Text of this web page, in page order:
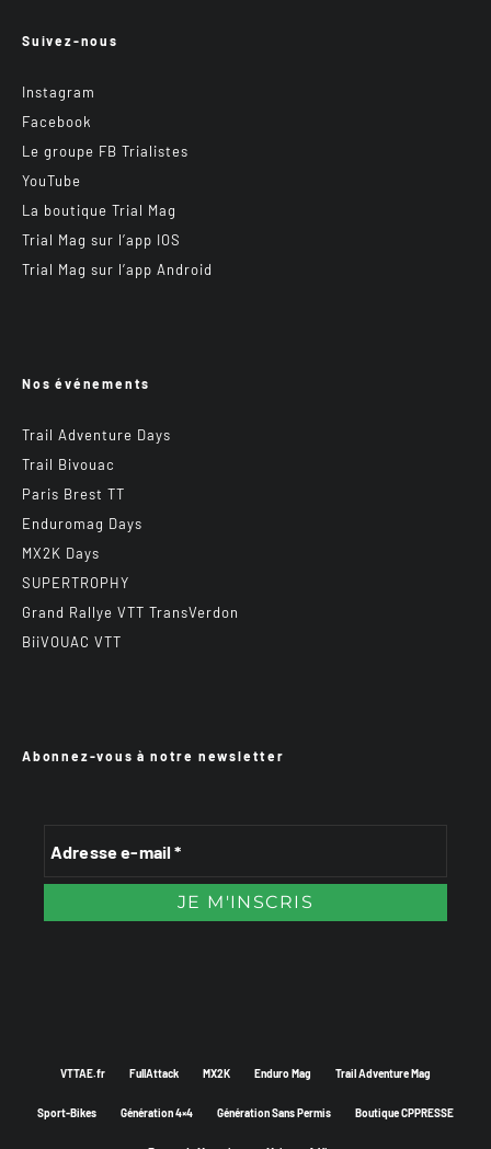
Suivez-nous
Instagram
Facebook
Le groupe FB Trialistes
YouTube
La boutique Trial Mag
Trial Mag sur l’app IOS
Trial Mag sur l’app Android
Nos événements
Trail Adventure Days
Trail Bivouac
Paris Brest TT
Enduromag Days
MX2K Days
SUPERTROPHY
Grand Rallye VTT TransVerdon
BiiVOUAC VTT
Abonnez-vous à notre newsletter
VTTAE.fr FullAttack MX2K Enduro Mag Trail Adventure Mag
Sport-Bikes Génération 4×4 Génération Sans Permis Boutique CPPRESSE